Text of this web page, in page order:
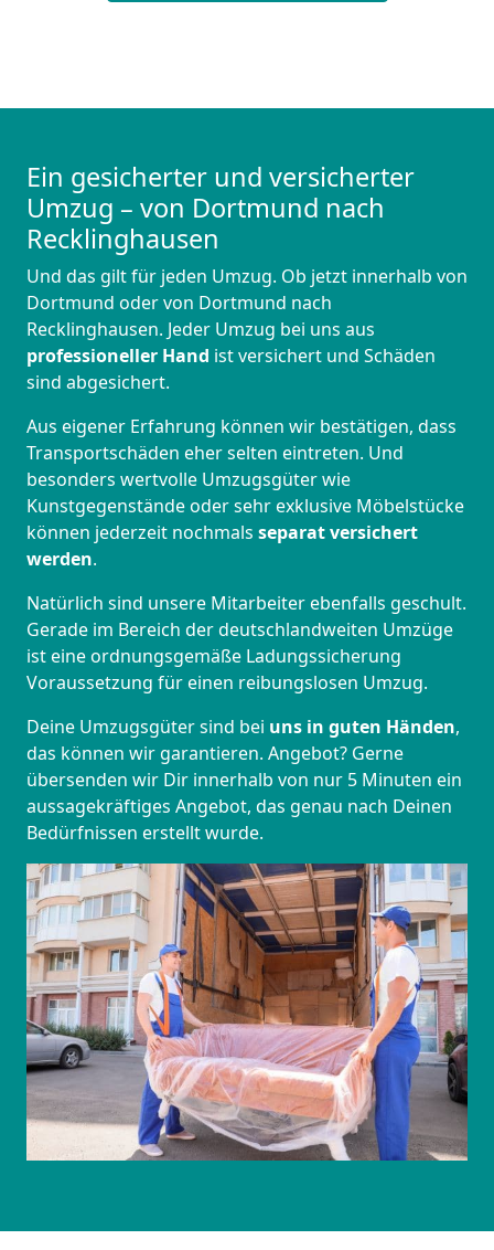
Ein gesicherter und versicherter
Umzug – von Dortmund nach
Recklinghausen
Und das gilt für jeden Umzug. Ob jetzt innerhalb von
Dortmund oder von Dortmund nach
Recklinghausen. Jeder Umzug bei uns aus
professioneller Hand ist versichert und Schäden
sind abgesichert.
Aus eigener Erfahrung können wir bestätigen, dass
Transportschäden eher selten eintreten. Und
besonders wertvolle Umzugsgüter wie
Kunstgegenstände oder sehr exklusive Möbelstücke
können jederzeit nochmals separat versichert
werden.
Natürlich sind unsere Mitarbeiter ebenfalls geschult.
Gerade im Bereich der deutschlandweiten Umzüge
ist eine ordnungsgemäße Ladungssicherung
Voraussetzung für einen reibungslosen Umzug.
Deine Umzugsgüter sind bei uns in guten Händen,
das können wir garantieren. Angebot? Gerne
übersenden wir Dir innerhalb von nur 5 Minuten ein
aussagekräftiges Angebot, das genau nach Deinen
Bedürfnissen erstellt wurde.